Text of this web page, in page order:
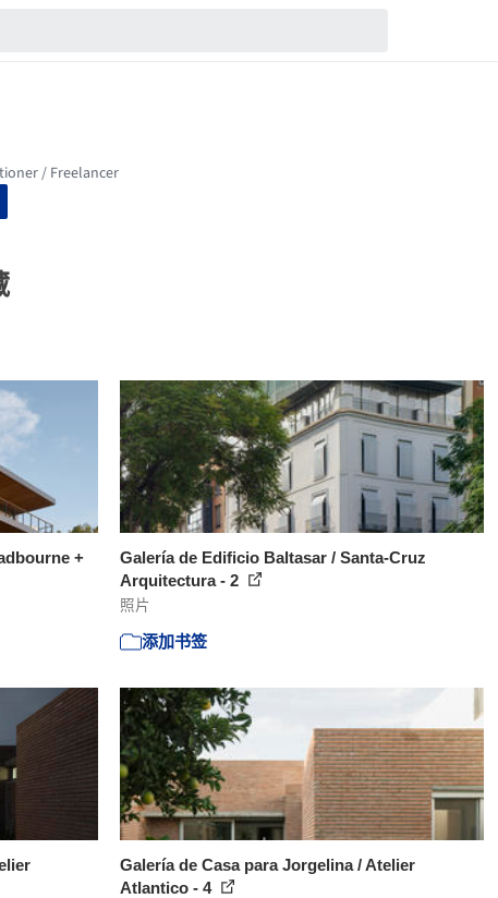
+
Galería de Edificio Baltasar / Santa-Cruz
Arquitectura - 2
照片
添加书签
Galería de Casa para Jorgelina / Atelier
Atlantico - 4